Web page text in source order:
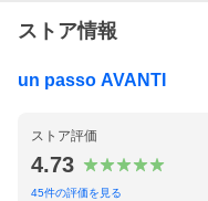
ストア情報
un passo AVANTI
ストア評価
4.73
45件の評価を見る